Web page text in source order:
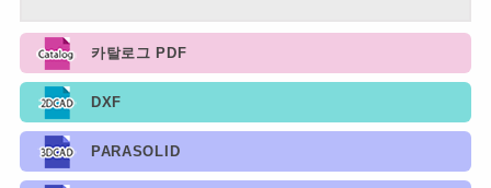
카탈로그 PDF
DXF
PARASOLID